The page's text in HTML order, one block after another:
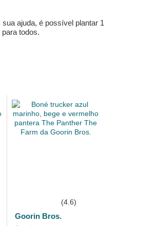
ajuda, é possível plantar 1
todos.
(4.6)
Goorin Bros.